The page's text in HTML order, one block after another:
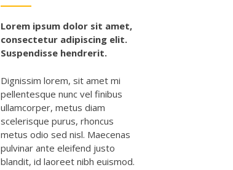
Lorem ipsum dolor sit amet,
consectetur adipiscing elit.
Suspendisse hendrerit.
Dignissim lorem, sit amet mi
pellentesque nunc vel finibus
ullamcorper, metus diam
scelerisque purus, rhoncus
metus odio sed nisl. Maecenas
pulvinar ante eleifend justo
blandit, id laoreet nibh euismod.